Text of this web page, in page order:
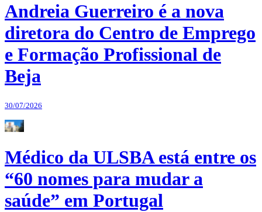
Andreia Guerreiro é a nova
diretora do Centro de Emprego
e Formação Profissional de
Beja
30/07/2026
Médico da ULSBA está entre os
“60 nomes para mudar a
saúde” em Portugal